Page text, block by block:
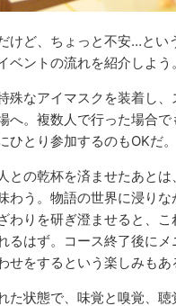
けど、ちょっと不安…とい
ベントの流れを紹介しよう。
殊なアイマスクを装着し
へ。複数人で行った場合
ひとり参加するのもOKだ。
との乾杯を済ませたあとは
わう。物語の世界に浸り
わりを研ぎ澄ませると、
るはず。コース終了後にメ
せをするという楽しみもあ
た状態で、味覚と嗅覚、聴